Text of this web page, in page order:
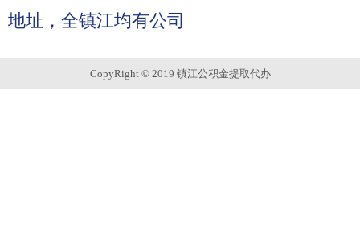
地址，全镇江均有公司
CopyRight © 2019 镇江公积金提取代办